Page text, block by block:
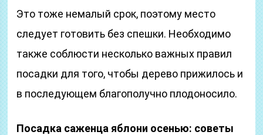
Это тоже немалый срок, поэтому место
следует готовить без спешки. Необходимо
также соблюсти несколько важных правил
посадки для того, чтобы дерево прижилось и
в последующем благополучно плодоносило.
Посадка саженца яблони осенью: советы